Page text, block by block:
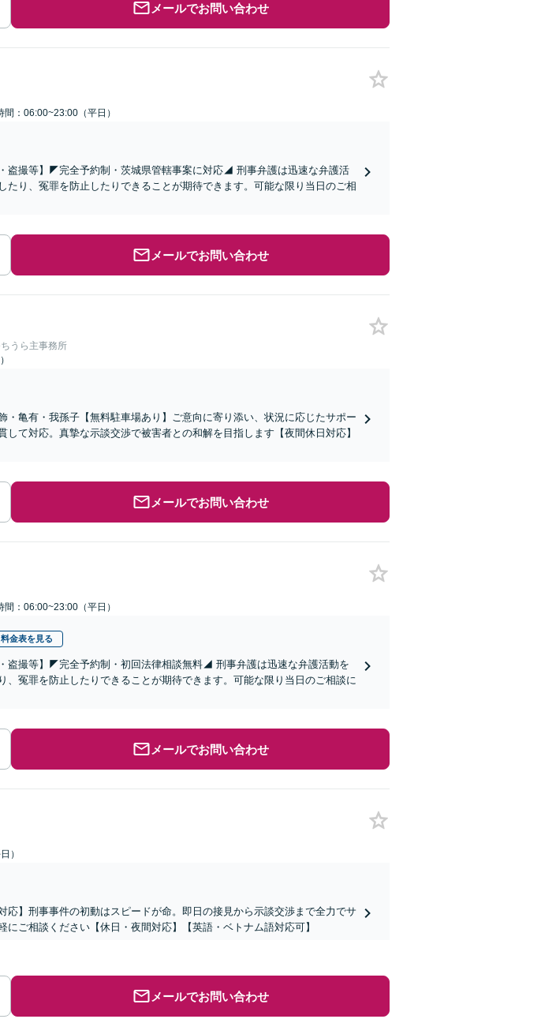
メールでお問い合わせ
間：06:00~23:00（平日）
盗撮等】◤完全予約制・茨城県管轄事案に対応◢ 刑事弁護は迅速な弁護活
たり、冤罪を防止したりできることが期待できます。可能な限り当日のご相
メールでお問い合わせ
うら主事務所
・亀有・我孫子【無料駐車場あり】ご意向に寄り添い、状況に応じたサポー
して対応。真摯な示談交渉で被害者との和解を目指します【夜間休日対応】
メールでお問い合わせ
間：06:00~23:00（平日）
料金表を見る
盗撮等】◤完全予約制・初回法律相談無料◢ 刑事弁護は迅速な弁護活動を
、冤罪を防止したりできることが期待できます。可能な限り当日のご相談に
メールでお問い合わせ
）
応】刑事事件の初動はスピードが命。即日の接見から示談交渉まで全力でサ
ご相談ください【休日・夜間対応】【英語・ベトナム語対応可】
メールでお問い合わせ